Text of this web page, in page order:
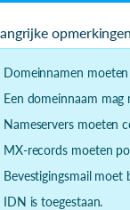
opmerkingen
Domeinnamen
Een domeinnaam
Nameservers moeten
MX-records moeten
Bevestigingsmail moet
IDN is toegestaan.